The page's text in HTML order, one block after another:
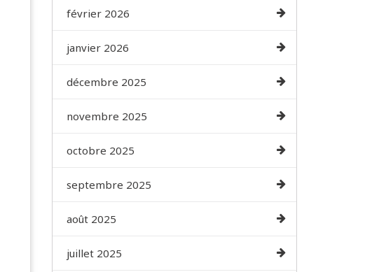
février 2026
janvier 2026
décembre 2025
novembre 2025
octobre 2025
septembre 2025
août 2025
juillet 2025